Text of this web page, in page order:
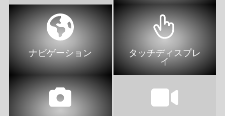
ナビゲーション
タッチディスプレ
イ